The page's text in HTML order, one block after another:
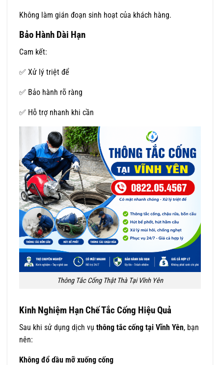
Không làm gián đoạn sinh hoạt của khách hàng.
Bảo Hành Dài Hạn
Cam kết:
✅ Xử lý triệt để
✅ Bảo hành rõ ràng
✅ Hỗ trợ nhanh khi cần
Thông Tắc Cống Thật Thà Tại Vĩnh Yên
Kinh Nghiệm Hạn Chế Tắc Cống Hiệu Quả
Sau khi sử dụng dịch vụ thông tắc cống tại Vĩnh Yên, bạn
nên:
Không đổ dầu mỡ xuống cống